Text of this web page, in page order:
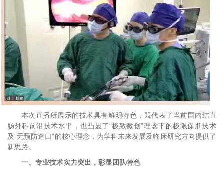
本次直播所展示的技术具有鲜明特色，既代表了当前国内结直
肠外科前沿技术水平，也凸显了“极致微创”理念下的极限保肛技术
及“无预防造口”的核心理念，为学科未来发展及临床研究方向提供了
新思路。
一、专业技术实力突出，彰显团队特色